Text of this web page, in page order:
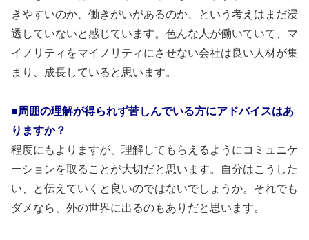
きやすいのか、働きがいがあるのか、という考えはまだ浸
透していないと感じています。色んな人が働いていて、マ
イノリティをマイノリティにさせない会社は良い人材が集
まり、成長していると思います。
■周囲の理解が得られず苦しんでいる方にアドバイスはあ
りますか？
程度にもよりますが、理解してもらえるようにコミュニケ
ーションを取ることが大切だと思います。自分はこうした
い、と伝えていくと良いのではないでしょうか。それでも
ダメなら、外の世界に出るのもありだと思います。